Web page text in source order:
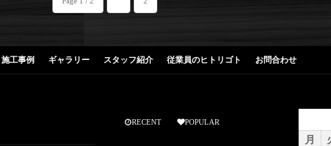
施工事例 ギャラリー スタッフ紹介 従業員のヒトリゴト お問合わせ
RECENT POPULAR
月